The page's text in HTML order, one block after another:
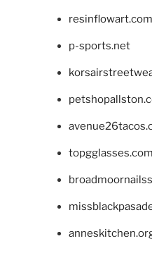
resinflowart.com
p-sports.net
topgglasses.com